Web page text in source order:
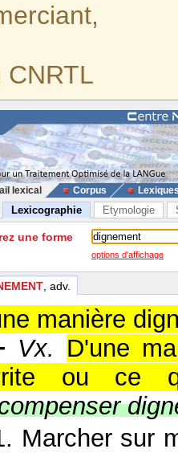
CNRTL
lexical Corpus
Lexicographie Etymologie
une forme
options d'affichage
, adv.
manière
Vx. D'une
ou ce
Marcher sur